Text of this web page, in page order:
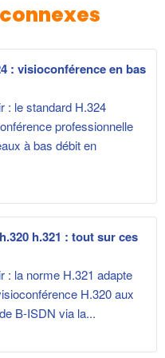
connexes
: visioconférence en bas
: le standard H.324
professionnelle
à bas débit en
h.321 : tout sur ces
: la norme H.321 adapte
H.320 aux
B-ISDN via la...